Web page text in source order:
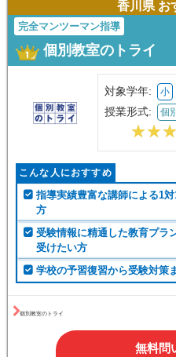
香川県 お
完全マンツーマン指導
個別教室のトライ
対象学年: 小
授業形式: 個
こんな人におすすめ
指導実績豊富な講師による1
方
受験情報に精通した教育プラ
受けたい方
学校の予習復習から受験対策
個別教室のトライ
無料問